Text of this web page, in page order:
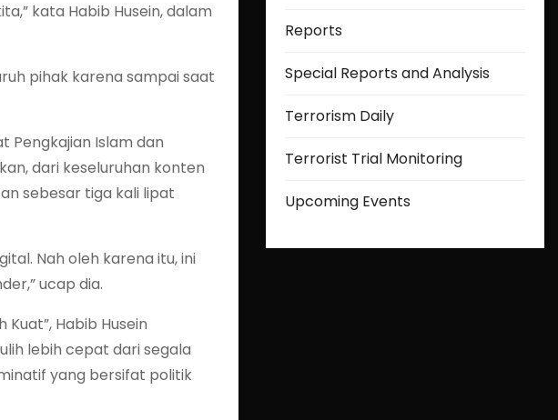
kata Habib Husein, dalam
pihak karena sampai saat
Pengkajian Islam dan
dari keseluruhan konten
sebesar tiga kali lipat
Nah oleh karena itu, ini
ucap dia.
Habib Husein
lebih cepat dari segala
yang bersifat politik
Reports
Special Reports and Analysis
Terrorism Daily
Terrorist Trial Monitoring
Upcoming Events